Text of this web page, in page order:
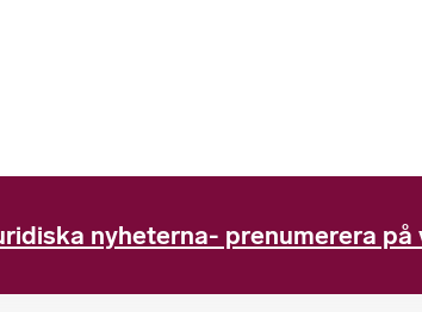
nyheterna- prenumerera